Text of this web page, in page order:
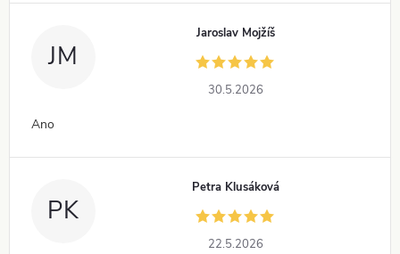
JM
Jaroslav Mojžíš
30.5.2026
Ano
PK
Petra Klusáková
22.5.2026